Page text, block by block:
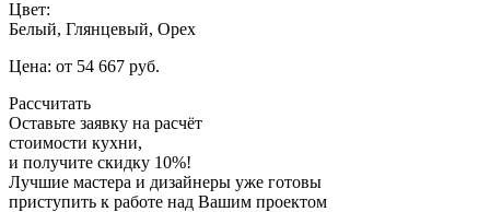
Цвет:
Белый, Глянцевый, Орех
Цена: от 54 667 руб.
Рассчитать
Оставьте заявку на расчёт
стоимости кухни,
и получите скидку 10%!
Лучшие мастера и дизайнеры уже готовы
приступить к работе над Вашим проектом